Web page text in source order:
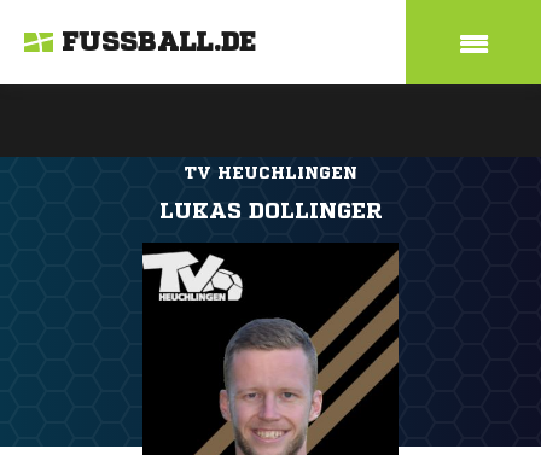
FUSSBALL.DE
TV HEUCHLINGEN
LUKAS DOLLINGER